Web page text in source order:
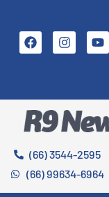
(66) 3544-2595
(66) 99634-6964